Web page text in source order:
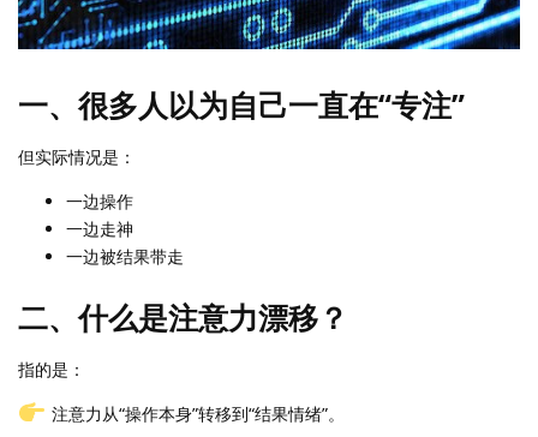
一、很多人以为自己一直在“专注”
但实际情况是：
一边操作
一边走神
一边被结果带走
二、什么是注意力漂移？
指的是：
注意力从“操作本身”转移到“结果情绪”。